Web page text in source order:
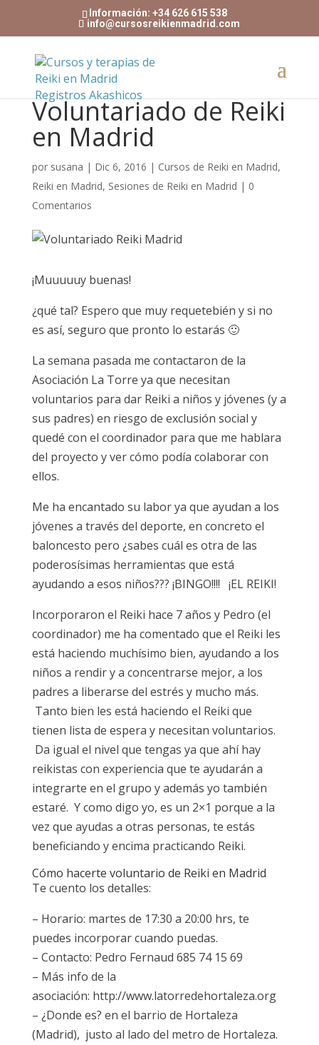
Información: +34 626 615 538
info@cursosreikienmadrid.com
Voluntariado de Reiki
en Madrid
por susana | Dic 6, 2016 | Cursos de Reiki en Madrid,
Reiki en Madrid, Sesiones de Reiki en Madrid | 0
Comentarios
¡Muuuuuy buenas!
¿qué tal? Espero que muy requetebién y si no
es así, seguro que pronto lo estarás 🙂
La semana pasada me contactaron de la
Asociación La Torre ya que necesitan
voluntarios para dar Reiki a niños y jóvenes (y a
sus padres) en riesgo de exclusión social y
quedé con el coordinador para que me hablara
del proyecto y ver cómo podía colaborar con
ellos.
Me ha encantado su labor ya que ayudan a los
jóvenes a través del deporte, en concreto el
baloncesto pero ¿sabes cuál es otra de las
poderosísimas herramientas que está
ayudando a esos niños??? ¡BINGO!!!! ¡EL REIKI!
Incorporaron el Reiki hace 7 años y Pedro (el
coordinador) me ha comentado que el Reiki les
está haciendo muchísimo bien, ayudando a los
niños a rendir y a concentrarse mejor, a los
padres a liberarse del estrés y mucho más.
Tanto bien les está haciendo el Reiki que
tienen lista de espera y necesitan voluntarios.
Da igual el nivel que tengas ya que ahí hay
reikistas con experiencia que te ayudarán a
integrarte en el grupo y además yo también
estaré. Y como digo yo, es un 2×1 porque a la
vez que ayudas a otras personas, te estás
beneficiando y encima practicando Reiki.
Cómo hacerte voluntario de Reiki en Madrid
Te cuento los detalles:
– Horario: martes de 17:30 a 20:00 hrs, te
puedes incorporar cuando puedas.
– Contacto: Pedro Fernaud 685 74 15 69
– Más info de la
asociación: http://www.latorredehortaleza.org
– ¿Donde es? en el barrio de Hortaleza
(Madrid), justo al lado del metro de Hortaleza.